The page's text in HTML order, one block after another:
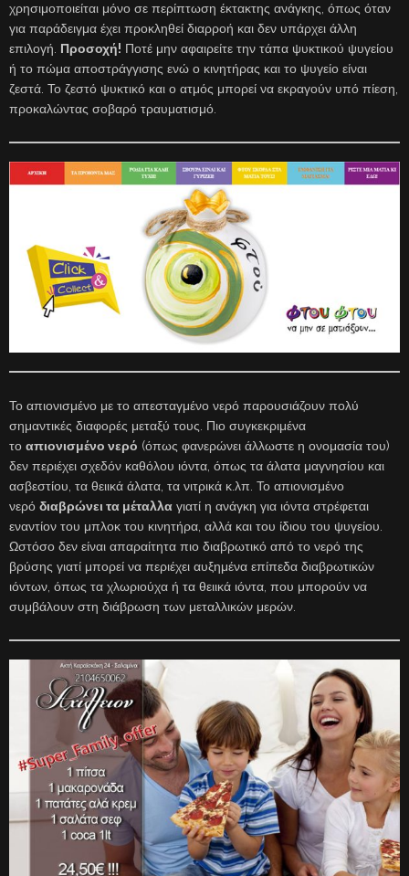
χρησιμοποιείται μόνο σε περίπτωση έκτακτης ανάγκης, όπως όταν
για παράδειγμα έχει προκληθεί διαρροή και δεν υπάρχει άλλη
επιλογή. Προσοχή! Ποτέ μην αφαιρείτε την τάπα ψυκτικού ψυγείου
ή το πώμα αποστράγγισης ενώ ο κινητήρας και το ψυγείο είναι
ζεστά. Το ζεστό ψυκτικό και ο ατμός μπορεί να εκραγούν υπό πίεση,
προκαλώντας σοβαρό τραυματισμό.
Το απιονισμένο με το απεσταγμένο νερό παρουσιάζουν πολύ
σημαντικές διαφορές μεταξύ τους. Πιο συγκεκριμένα
το απιονισμένο νερό (όπως φανερώνει άλλωστε η ονομασία του)
δεν περιέχει σχεδόν καθόλου ιόντα, όπως τα άλατα μαγνησίου και
ασβεστίου, τα θειικά άλατα, τα νιτρικά κ.λπ. Το απιονισμένο
νερό διαβρώνει τα μέταλλα γιατί η ανάγκη για ιόντα στρέφεται
εναντίον του μπλοκ του κινητήρα, αλλά και του ίδιου του ψυγείου.
Ωστόσο δεν είναι απαραίτητα πιο διαβρωτικό από το νερό της
βρύσης γιατί μπορεί να περιέχει αυξημένα επίπεδα διαβρωτικών
ιόντων, όπως τα χλωριούχα ή τα θειικά ιόντα, που μπορούν να
συμβάλουν στη διάβρωση των μεταλλικών μερών.